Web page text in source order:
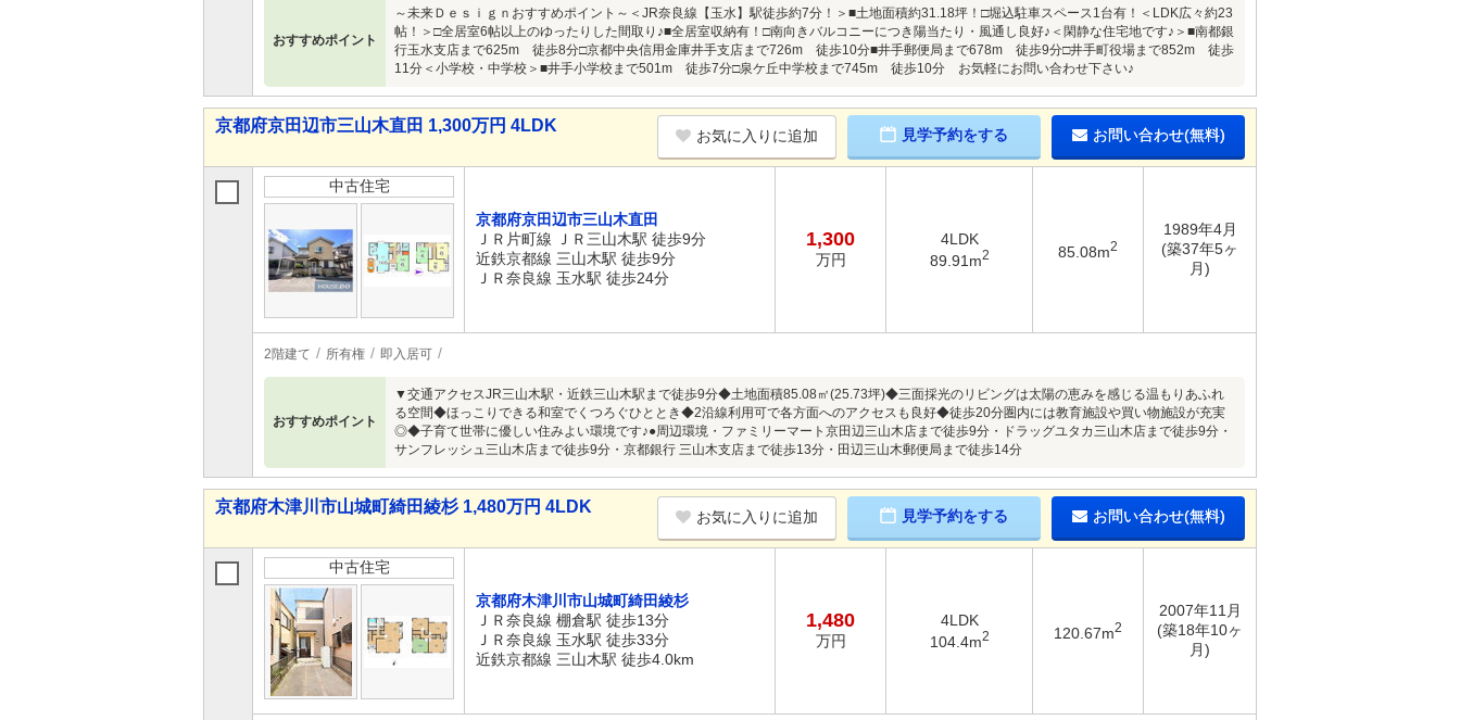
おすすめポイント
～未来Ｄｅｓｉｇｎおすすめポイント～＜JR奈良線【玉水】駅徒歩約7分！＞■土地面積約31.18坪！□堀込駐車スペース1台有！＜LDK広々約23
帖！＞□全居室6帖以上のゆったりした間取り♪■全居室収納有！□南向きバルコニーにつき陽当たり・風通し良好♪＜閑静な住宅地です♪＞■南都銀
行玉水支店まで625m 徒歩8分□京都中央信用金庫井手支店まで726m 徒歩10分■井手郵便局まで678m 徒歩9分□井手町役場まで852m 徒歩
11分＜小学校・中学校＞■井手小学校まで501m 徒歩7分□泉ケ丘中学校まで745m 徒歩10分 お気軽にお問い合わせ下さい♪
京都府京田辺市三山木直田 1,300万円 4LDK
お気に入りに追加 見学予約をする お問い合わせ(無料)
中古住宅
京都府京田辺市三山木直田
ＪＲ片町線 ＪＲ三山木駅 徒歩9分
近鉄京都線 三山木駅 徒歩9分
ＪＲ奈良線 玉水駅 徒歩24分
1,300
万円
4LDK
89.91m2 85.08m2
1989年4月
(築37年5ヶ
月)
2階建て 所有権 即入居可
おすすめポイント
▼交通アクセスJR三山木駅・近鉄三山木駅まで徒歩9分◆土地面積85.08㎡(25.73坪)◆三面採光のリビングは太陽の恵みを感じる温もりあふれ
る空間◆ほっこりできる和室でくつろぐひととき◆2沿線利用可で各方面へのアクセスも良好◆徒歩20分圏内には教育施設や買い物施設が充実
◎◆子育て世帯に優しい住みよい環境です♪●周辺環境・ファミリーマート京田辺三山木店まで徒歩9分・ドラッグユタカ三山木店まで徒歩9分・
サンフレッシュ三山木店まで徒歩9分・京都銀行 三山木支店まで徒歩13分・田辺三山木郵便局まで徒歩14分
京都府木津川市山城町綺田綾杉 1,480万円 4LDK
お気に入りに追加 見学予約をする お問い合わせ(無料)
中古住宅
京都府木津川市山城町綺田綾杉
ＪＲ奈良線 棚倉駅 徒歩13分
ＪＲ奈良線 玉水駅 徒歩33分
近鉄京都線 三山木駅 徒歩4.0km
1,480
万円
4LDK
104.4m2 120.67m2
2007年11月
(築18年10ヶ
月)